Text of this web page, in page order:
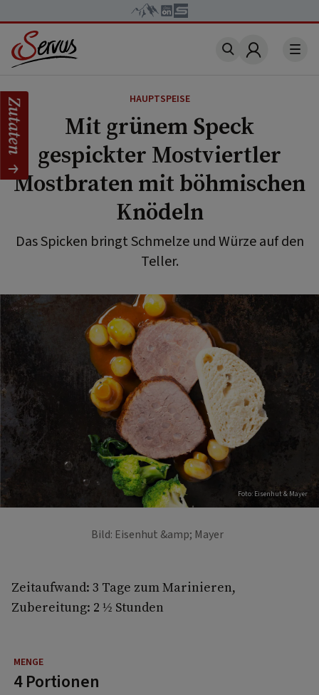
Account
HAUPTSPEISE
Mit grünem Speck
gespickter Mostviertler
Mostbraten mit böhmischen
Knödeln
Das Spicken bringt Schmelze und Würze auf den
Teller.
Foto: Eisenhut & Mayer
Bild: Eisenhut &amp; Mayer
Zeitaufwand: 3 Tage zum Marinieren,
Zubereitung: 2 ½ Stunden
4 Portionen
Zutaten